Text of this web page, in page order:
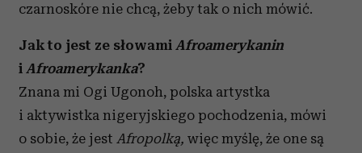
czarnoskóre nie chcą, żeby tak o nich mówić.
Jak to jest ze słowami Afroamerykanin
i Afroamerykanka?
​Znana mi Ogi Ugonoh, polska artystka
i aktywistka nigeryjskiego pochodzenia, mówi
o sobie, że jest Afropolką, więc myślę, że one są